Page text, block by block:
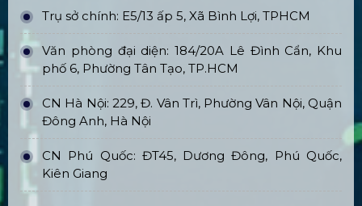
Trụ sở chính: E5/13 ấp 5, Xã Bình Lợi, TPHCM
Văn phòng đại diện: 184/20A Lê Đình Cẩn, Khu
phố 6, Phường Tân Tạo, TP.HCM
CN Hà Nội: 229, Đ. Vân Trì, Phường Vân Nội, Quận
Đông Anh, Hà Nội
CN Phú Quốc: ĐT45, Dương Đông, Phú Quốc,
Kiên Giang